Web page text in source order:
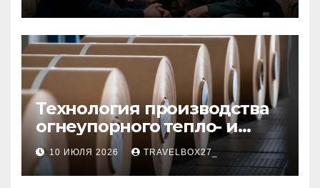
Технология производства
огнеупорного тепло- и
звукоизоляционного
картона из
муллитокремнеземистого
10 ИЮЛЯ 2026 TRAVELBOX27_